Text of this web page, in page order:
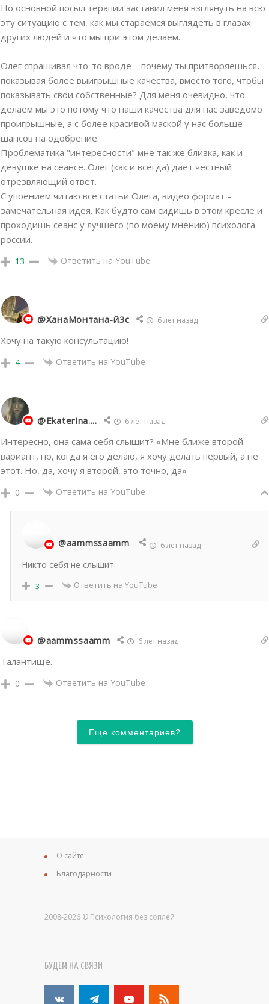
Но основной посыл терапии заставил меня взглянуть на всю
эту ситуацию с тем, как мы стараемся выглядеть в глазах
других людей и что мы при этом делаем.
Олег спрашивал что-то вроде – почему ты притворяешься,
показывая более выигрышные качества, вместо того, чтобы
показывать свои собственные? Для меня очевидно, что
делаем мы это потому что наши качества для нас заведомо
проигрышные, а с более красивой маской у нас больше
шансов на одобрение.
Проблематика "интересности" мне так же близка, как и
девушке на сеансе. Олег (как и всегда) дает честный
отрезвляющий ответ.
С упоением читаю все статьи Олега, видео формат –
замечательная идея. Как будто сам сидишь в этом кресле и
проходишь сеанс у лучшего (по моему мнению) психолога
россии.
13 Ответить на YouTube
@ХанаМонтана-й3с 6 лет назад
Хочу на такую консультацию!
4 Ответить на YouTube
@Ekaterina.... 6 лет назад
Интересно, она сама себя слышит? «Мне ближе второй
вариант, но, когда я его делаю, я хочу делать первый, а не
этот. Но, да, хочу я второй, это точно, да»
0 Ответить на YouTube
@aammssaamm 6 лет назад
Никто себя не слышит.
3 Ответить на YouTube
@aammssaamm 6 лет назад
Талантище.
0 Ответить на YouTube
Еще комментариев?
О сайте
Благодарности
2008-2026 © Психология без соплей
БУДЕМ НА СВЯЗИ